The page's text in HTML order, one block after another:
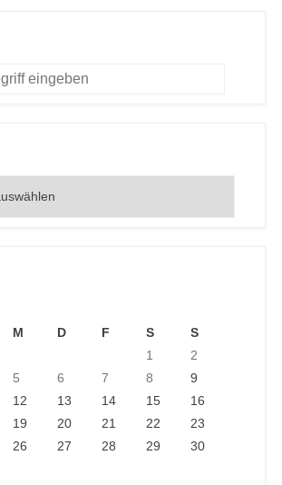
M D F S
S
1
2
5 6 7 8
9
12 13 14 15
16
19 20 21 22
23
26 27 28 29
30